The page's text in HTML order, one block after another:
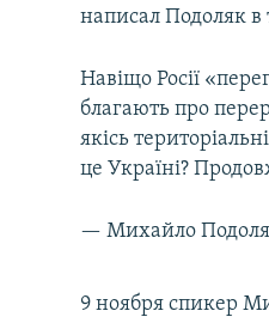
написал Подоляк в
Навіщо Росії
благають про
якісь
це Україні?
— Михайло
9 ноября спикер